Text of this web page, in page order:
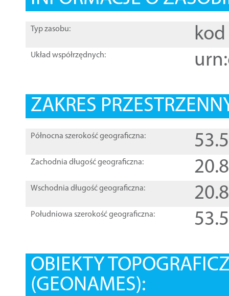
Typ zasobu: kod
Układ współrzędnych:
ZAKRES
Północna szerokość geograficzna:
Zachodnia długość geograficzna:
Wschodnia długość geograficzna:
Południowa szerokość geograficzna:
OBIEKTY
(GEONAMES):